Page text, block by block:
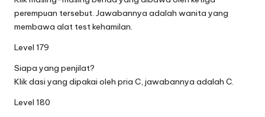
perempuan tersebut. Jawabannya adalah wanita yang
membawa alat test kehamilan.
Level 179
Siapa yang penjilat?
Klik dasi yang dipakai oleh pria C, jawabannya adalah C.
Level 180